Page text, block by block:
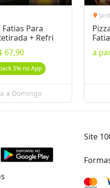
Para
+ Refri
67,90
3%no App
a Domingo
location_on
a
Site